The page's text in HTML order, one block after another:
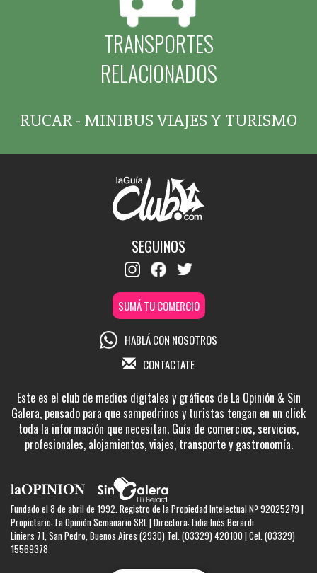
TRANSPORTES
RELACIONADOS
RUCAR - MINIBUS VIAJES Y TURISMO
SEGUINOS
SUMÁ TU COMERCIO
HABLÁ CON NOSOTROS
CONTACTATE
Este es el club de medios digitales y gráficos de La Opinión & Sin
Galera, pensado para que sampedrinos y turistas tengan en un click
toda la información que necesitan. Guía de comercios, servicios,
profesionales, alojamientos, viajes, transporte y gastronomía.
Fundado el 8 de abril de 1992. Registro de la Propiedad Intelectual Nº 92025279 |
Propietario: La Opinión Semanario SRL | Directora: Lidia Inés Berardi
Liniers 71, San Pedro, Buenos Aires (2930) Tel. (03329) 420100 | Cel. (03329)
15569378